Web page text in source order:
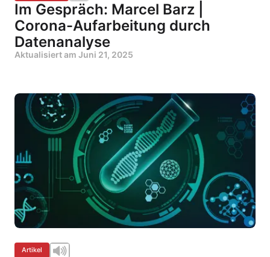
Im Gespräch: Marcel Barz |
Corona-Aufarbeitung durch
Datenanalyse
Aktualisiert am Juni 21, 2025
Artikel